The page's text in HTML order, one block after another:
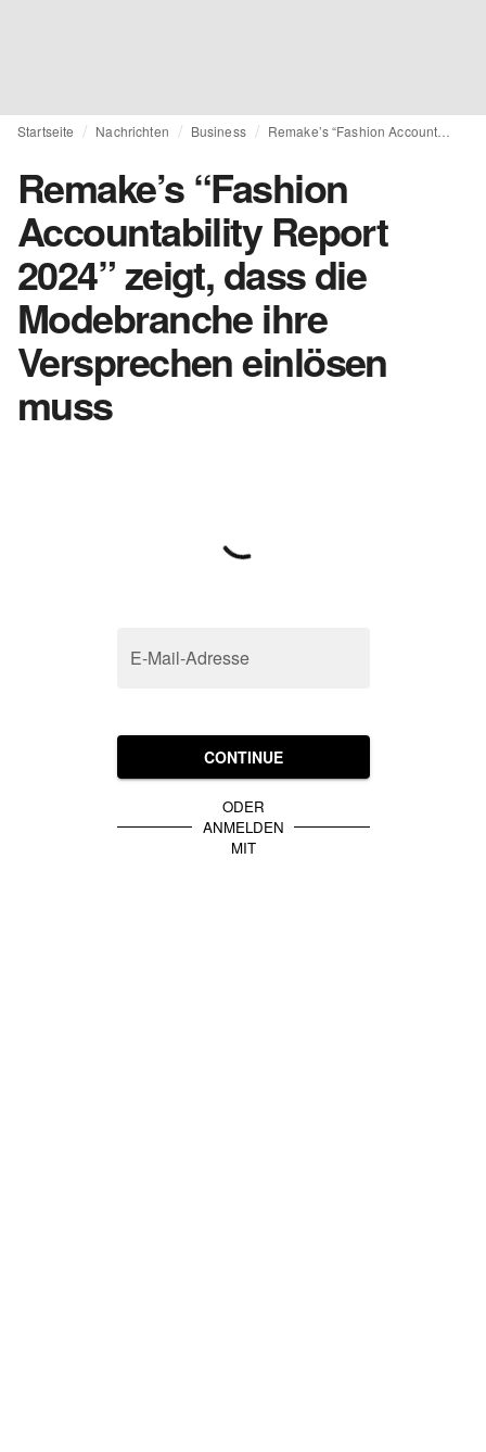
Startseite Nachrichten Business
Remake’s “Fashion
Accountability Report
2024” zeigt, dass die
Modebranche ihre
Versprechen einlösen
muss
E-Mail-Adresse
CONTINUE
ODER
ANMELDEN
MIT